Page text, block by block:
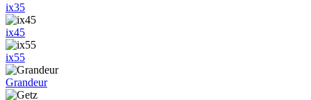
ix35
ix45
ix55
Grandeur